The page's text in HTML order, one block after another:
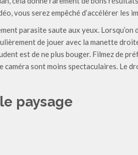
vous serez empêché d’accélérer les
parasite saute aux yeux. Lorsqu’on
de jouer avec la manette droite
est de ne plus bouger. Filmez de
caméra sont moins spectaculaires. Le
paysage